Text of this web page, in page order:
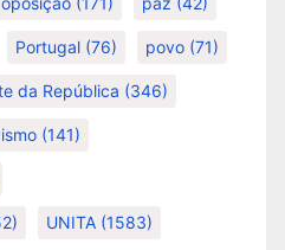
Portugal (76) povo (71)
da República (346)
(141)
UNITA (1583)